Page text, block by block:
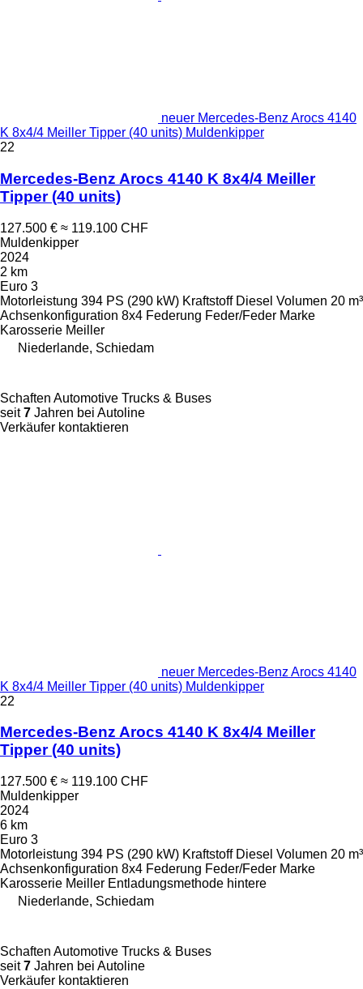
neuer Mercedes-Benz Arocs 4140
K 8x4/4 Meiller Tipper (40 units) Muldenkipper
22
Mercedes-Benz Arocs 4140 K 8x4/4 Meiller
Tipper (40 units)
127.500 € ≈ 119.100 CHF
Muldenkipper
2024
2 km
Euro 3
Motorleistung 394 PS (290 kW) Kraftstoff Diesel Volumen 20 m³
Achsenkonfiguration 8x4 Federung Feder/Feder Marke
Karosserie Meiller
Niederlande, Schiedam
Schaften Automotive Trucks & Buses
seit7 Jahren bei Autoline
Verkäufer kontaktieren
neuer Mercedes-Benz Arocs 4140
K 8x4/4 Meiller Tipper (40 units) Muldenkipper
22
Mercedes-Benz Arocs 4140 K 8x4/4 Meiller
Tipper (40 units)
127.500 € ≈ 119.100 CHF
Muldenkipper
2024
6 km
Euro 3
Motorleistung 394 PS (290 kW) Kraftstoff Diesel Volumen 20 m³
Achsenkonfiguration 8x4 Federung Feder/Feder Marke
Karosserie Meiller Entladungsmethode hintere
Niederlande, Schiedam
Schaften Automotive Trucks & Buses
seit7 Jahren bei Autoline
Verkäufer kontaktieren